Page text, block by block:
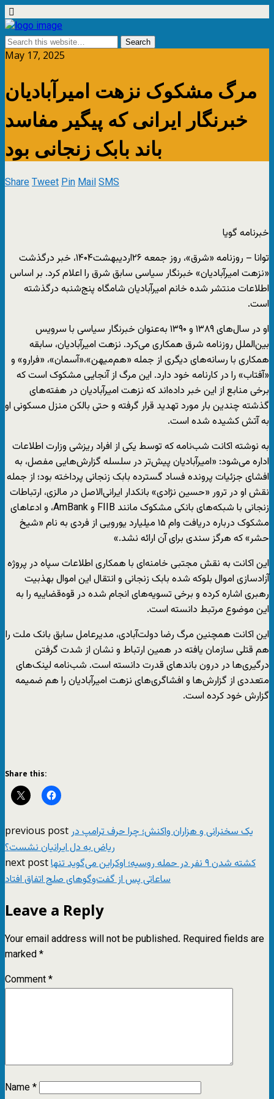
May 17, 2025
مرگ مشکوک نزهت امیرآبادیان
خبرنگار ایرانی که پیگیر مفاسد
باند بابک زنجانی بود
ShareTweetPinMailSMS
خبرنامه گویا
توانا – روزنامه «شرق»، روز جمعه ۲۶اردیبهشت۱۴۰۴، خبر درگذشت
«نزهت امیرآبادیان» خبرنگار سیاسی سابق شرق را اعلام کرد. بر اساس
اطلاعات منتشر شده خانم امیرآبادیان شامگاه پنج‌شنبه درگذشته
است.
او در سال‌های ۱۳۸۹ و ۱۳۹۰ به‌عنوان خبرنگار سیاسی با سرویس
بین‌الملل روزنامه شرق همکاری می‌کرد. نزهت امیرآبادیان، سابقه
همکاری با رسانه‌های دیگری از جمله «هم‌میهن»،«آسمان»، «فرارو» و
«آفتاب» را در کارنامه خود دارد. این مرگ از آنجایی مشکوک است که
برخی منابع از این خبر داده‌اند که نزهت امیرآبادیان در هفته‌های
گذشته چندین بار مورد تهدید قرار گرفته و حتی بالکن منزل مسکونی او
به آتش کشیده شده است.
به نوشته اکانت شب‌نامه که توسط یکی از افراد ریزشی وزارت اطلاعات
اداره می‌شود: «امیرآبادیان پیش‌تر در سلسله گزارش‌هایی مفصل، به
افشای جزئیات پرونده فساد گسترده بابک زنجانی پرداخته بود؛ از جمله
نقش او در ترور «حسین نژادی» بانکدار ایرانی‌الاصل در مالزی، ارتباطات
زنجانی با شبکه‌های بانکی مشکوک مانند FIIB و AmBank، و ادعاهای
مشکوک درباره دریافت وام ۱۵ میلیارد یورویی از فردی به نام «شیخ
حشر» که هرگز سندی برای آن ارائه نشد.»
این اکانت به نقش مجتبی خامنه‌ای با همکاری اطلاعات سپاه در پروژه
آزادسازی اموال بلوکه شده بابک زنجانی و انتقال این اموال بهذبیت
رهبری اشاره کرده و برخی تسویه‌های انجام شده در قوه‌قضاییه را به
این موضوع مرتبط دانسته است.
این اکانت همچنین مرگ رضا دولت‌آبادی، مدیرعامل سابق بانک ملت را
هم قتلی سازمان یافته در همین ارتباط و نشان از شدت گرفتن
درگیری‌ها در درون باندهای قدرت دانسته است. شب‌نامه لینک‌های
متعددی از گزارش‌ها و افشاگری‌های نزهت امیرآبادیان را هم ضمیمه
گزارش خود کرده است.
Share this:
previous post یک سخنرانی و هزاران واکنش؛ چرا حرف ترامپ در
ریاض به دل ایرانیان نشست؟
next postکشته شدن ۹ نفر در حمله روسیه؛ اوکراین می‌گوید تنها
ساعاتی پس از گفت‌وگوهای صلح اتفاق افتاد
Leave a Reply
Your email address will not be published. Required fields are
marked*
Comment*
Name*